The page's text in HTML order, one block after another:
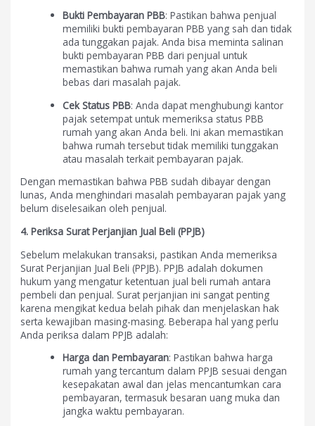
Bukti Pembayaran PBB: Pastikan bahwa penjual
memiliki bukti pembayaran PBB yang sah dan tidak
ada tunggakan pajak. Anda bisa meminta salinan
bukti pembayaran PBB dari penjual untuk
memastikan bahwa rumah yang akan Anda beli
bebas dari masalah pajak.
Cek Status PBB: Anda dapat menghubungi kantor
pajak setempat untuk memeriksa status PBB
rumah yang akan Anda beli. Ini akan memastikan
bahwa rumah tersebut tidak memiliki tunggakan
atau masalah terkait pembayaran pajak.
Dengan memastikan bahwa PBB sudah dibayar dengan
lunas, Anda menghindari masalah pembayaran pajak yang
belum diselesaikan oleh penjual.
4. Periksa Surat Perjanjian Jual Beli (PPJB)
Sebelum melakukan transaksi, pastikan Anda memeriksa
Surat Perjanjian Jual Beli (PPJB). PPJB adalah dokumen
hukum yang mengatur ketentuan jual beli rumah antara
pembeli dan penjual. Surat perjanjian ini sangat penting
karena mengikat kedua belah pihak dan menjelaskan hak
serta kewajiban masing-masing. Beberapa hal yang perlu
Anda periksa dalam PPJB adalah:
Harga dan Pembayaran: Pastikan bahwa harga
rumah yang tercantum dalam PPJB sesuai dengan
kesepakatan awal dan jelas mencantumkan cara
pembayaran, termasuk besaran uang muka dan
jangka waktu pembayaran.